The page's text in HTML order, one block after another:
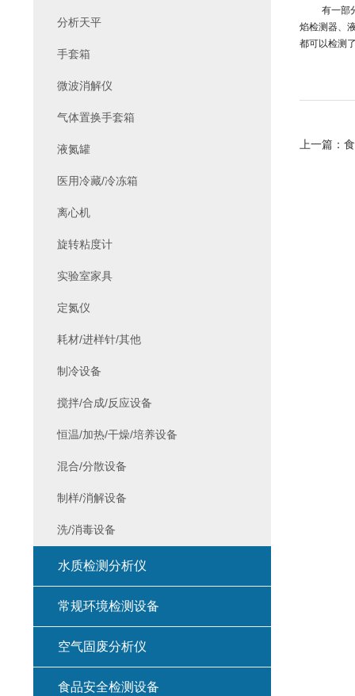
有一部
焰检测器、
都可以检测
上一篇：
分析天平
手套箱
微波消解仪
气体置换手套箱
液氮罐
医用冷藏/冷冻箱
离心机
旋转粘度计
实验室家具
定氮仪
耗材/进样针/其他
制冷设备
搅拌/合成/反应设备
恒温/加热/干燥/培养设备
混合/分散设备
制样/消解设备
洗/消毒设备
水质检测分析仪
常规环境检测设备
空气固废分析仪
食品安全检测设备